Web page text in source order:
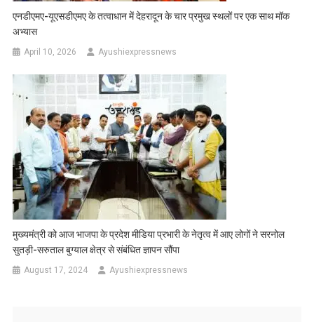
एनडीएमए-यूएसडीएमए के तत्वाधान में देहरादून के चार प्रमुख स्थलों पर एक साथ मॉक
अभ्यास
April 10, 2026 Ayushiexpressnews
मुख्यमंत्री को आज भाजपा के प्रदेश मीडिया प्रभारी के नेतृत्व में आए लोगों ने सरनोल
सुतड़ी-सरुताल बुग्याल क्षेत्र से संबंधित ज्ञापन सौंपा
August 17, 2024 Ayushiexpressnews